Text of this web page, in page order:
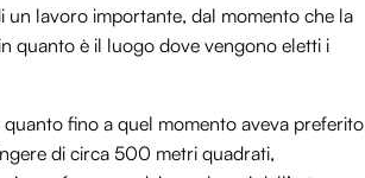
un lavoro importante, dal momento che la
quanto è il luogo dove vengono eletti i
fino a quel momento aveva preferito
di circa 500 metri quadrati,